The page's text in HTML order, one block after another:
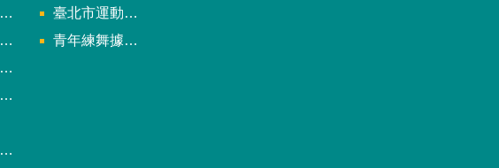
臺北市運動中心預約系統
青年練舞據點地圖